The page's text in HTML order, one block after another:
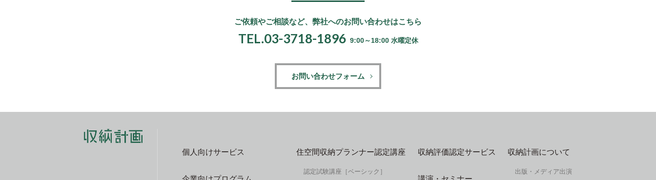
ご依頼やご相談など、 弊社へのお問い合わせはこちら
TEL.03-3718-1896 9:00～18:00 水曜定休
お問い合わせフォーム
個人向けサービス 住空間収納プランナー認定講座
認定試験講座［ベーシック］
収納評価認定サービス 収納計画について
出版・メディア出演